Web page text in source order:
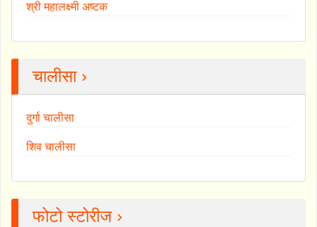
श्री महालक्ष्मी अष्टक
चालीसा ›
दुर्गा चालीसा
शिव चालीसा
फोटो स्टोरीज ›